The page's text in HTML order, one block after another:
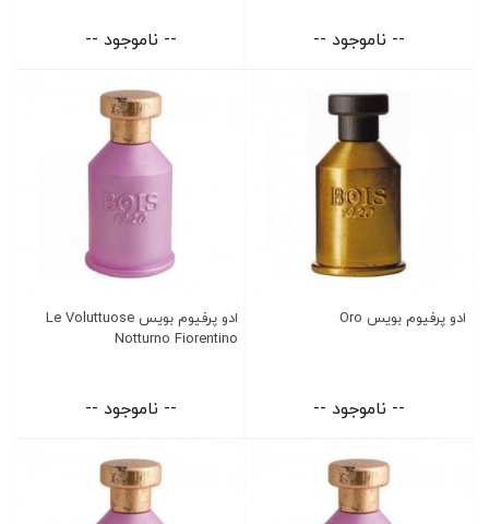
-- ناموجود -- -- ناموجود --
ادو پرفیوم بویس Oro
-- ناموجود --
ادو پرفیوم بویس Le Voluttuose
Notturno Fiorentino
-- ناموجود --